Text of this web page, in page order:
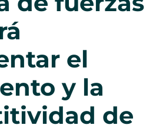
el
y la
de